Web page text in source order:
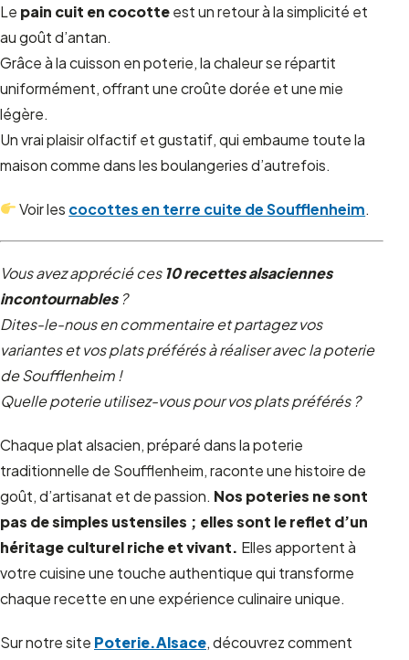
Le pain cuit en cocotteest un retour à la simplicité et
au goût d’antan.
Grâce à la cuisson en poterie, la chaleur se répartit
uniformément, offrant une croûte dorée et une mie
légère.
Un vrai plaisir olfactif et gustatif, qui embaume toute la
maison comme dans les boulangeries d’autrefois.
Voir les cocottes en terre cuite de Soufflenheim.
Vous avez apprécié ces 10 recettes alsaciennes
incontournables?
Dites-le-nous en commentaire et partagez vos
variantes et vos plats préférés à réaliser avec la poterie
de Soufflenheim !
Quelle poterie utilisez-vous pour vos plats préférés ?
Chaque plat alsacien, préparé dans la poterie
traditionnelle de Soufflenheim, raconte une histoire de
goût, d’artisanat et de passion. Nos poteries ne sont
pas de simples ustensiles ; elles sont le reflet d’un
héritage culturel riche et vivant. Elles apportent à
votre cuisine une touche authentique qui transforme
chaque recette en une expérience culinaire unique.
Sur notre site Poterie.Alsace, découvrez comment